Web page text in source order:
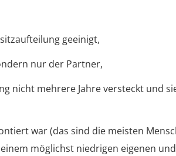
geeinigt,
nur der Partner,
nicht mehrere Jahre versteckt und
war (das sind die meisten
möglichst niedrigen eigenen